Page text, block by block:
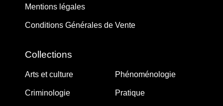
Mentions légales
Conditions Générales de Vente
Collections
Arts et culture
Criminologie
Phénoménologie
Pratique